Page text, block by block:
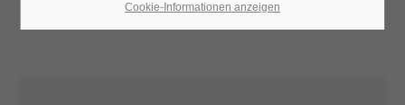
Cookie-Informationen anzeigen